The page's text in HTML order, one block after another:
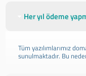
Her yıl ödeme
Tüm yazılımlarımız
sunulmaktadır. Bu